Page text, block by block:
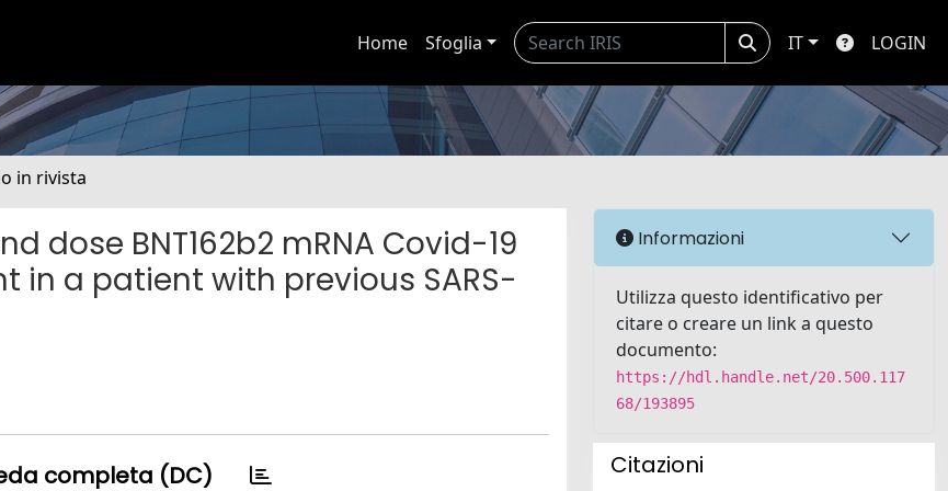
Home Sfoglia IT LOGIN
in rivista
dose BNT162b2 mRNA Covid-19
a patient with previous SARS-
completa (DC)
Informazioni
Utilizza questo identificativo per
citare o creare un link a questo
documento:
https://hdl.handle.net/20.500.117
68/193895
Citazioni